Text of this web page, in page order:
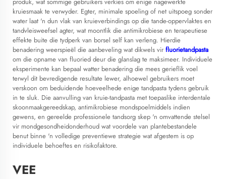
kruiesmaak te verwyder. Egter, minimale spoeling of net uitspoeg sonder
water laat 'n dun vlak van kruieverbindings op die tande-oppervlaktes en
tandvleisweefsel agter, wat moontlik die antimikrobiese en terapeutiese
effekte buite die tydperk van borsel self kan verleng. Hierdie
benadering weerspieël die aanbeveling wat dikwels virfluorietandpasta
om die opname van fluoried deur die glanslag te maksimeer. Individuele
eksperimente kan bepaal watter benadering die mees gerieflik voel
terwyl dit bevredigende resultate lewer, alhoewel gebruikers moet
verskoon om beduidende hoeveelhede enige tandpasta tydens gebruik
in te sluk. Die aanvulling van kruie-tandpasta met toepaslike interdentale
skoonmaakgereedskap, antimikrobiese mondspoelmiddels indien
gewens, en gereelde professionele tandsorg skep 'n omvattende stelsel
vir mondgesondheidonderhoud wat voordele van plantebestandele
benut binne 'n volledige preventiewe strategie wat afgestem is op
individuele behoeftes en risikofaktore.
VEE